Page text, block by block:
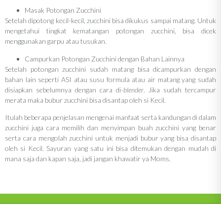
Masak Potongan Zucchini
Setelah dipotong kecil-kecil, zucchini bisa dikukus sampai matang. Untuk
mengetahui tingkat kematangan potongan zucchini, bisa dicek
menggunakan garpu atau tusukan.
Campurkan Potongan Zucchini dengan Bahan Lainnya
Setelah potongan zucchini sudah matang bisa dicampurkan dengan
bahan lain seperti ASI atau susu formula atau air matang yang sudah
disiapkan sebelumnya dengan cara di-blender. Jika sudah tercampur
merata maka bubur zucchini bisa disantap oleh si Kecil.
Itulah beberapa penjelasan mengenai manfaat serta kandungan di dalam
zucchini juga cara memilih dan menyimpan buah zucchini yang benar
serta cara mengolah zucchini untuk menjadi bubur yang bisa disantap
oleh si Kecil. Sayuran yang satu ini bisa ditemukan dengan mudah di
mana saja dan kapan saja, jadi jangan khawatir ya Moms.